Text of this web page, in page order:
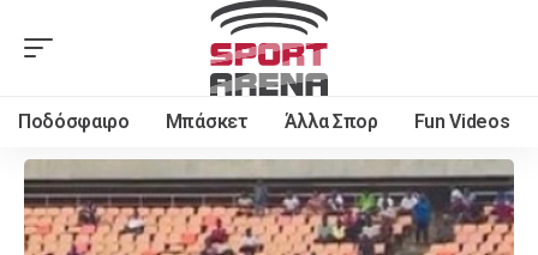
Ποδόσφαιρο Μπάσκετ Άλλα Σπορ Fun Videos